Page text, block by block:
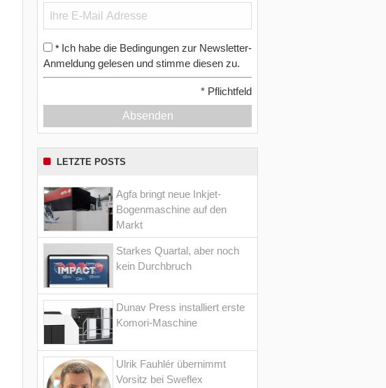
* Ich habe die Bedingungen zur Newsletter-
Anmeldung gelesen und stimme diesen zu.
* Pflichtfeld
Absenden
LETZTE POSTS
Agfa bringt neue Inkjet-
Bogenmaschine auf den
Markt
Starkes Quartal, aber noch
kein Durchbruch
Dunav Press installiert erste
Komori-Maschine
Ulrik Fauhlér übernimmt
Vorsitz bei Sweflex